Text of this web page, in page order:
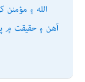
آھن ۽ حقيقت ۾